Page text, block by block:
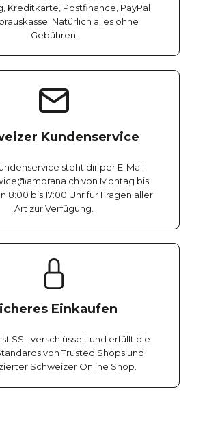
Kreditkarte, Postfinance, PayPal
Natürlich alles ohne
Gebühren.
Kundenservice
steht dir per E-Mail
von Montag bis
8:00 bis 17:00 Uhr für Fragen aller
Art zur Verfügung.
Einkaufen
SSL verschlüsselt und erfüllt die
von Trusted Shops und
Schweizer Online Shop.